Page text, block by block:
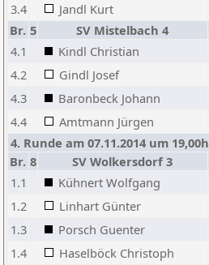
3.4
Jandl Kurt
Br. 5 SV Mistelbach 4
4.1
Kindl Christian
4.2
Gindl Josef
4.3
Baronbeck Johann
4.4
Amtmann Jürgen
4. Runde am 07.11.2014 um 19,00h
Br. 8 SV Wolkersdorf 3
1.1
Kühnert Wolfgang
1.2
Linhart Günter
1.3
Porsch Guenter
1.4
Haselböck Christoph